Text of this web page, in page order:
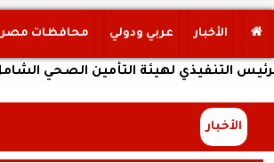
الأخبار عربي ودولي محافظات مصر
لهيئة التأمين الصحي الشامل
الأخبار